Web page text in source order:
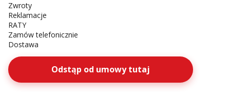
Zwroty
Reklamacje
RATY
Zamów telefonicznie
Dostawa
Odstąp od umowy tutaj